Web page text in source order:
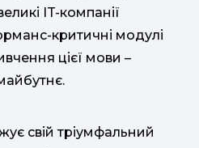
IT-компанії
критичні модулі
цієї мови –
свій тріумфальний